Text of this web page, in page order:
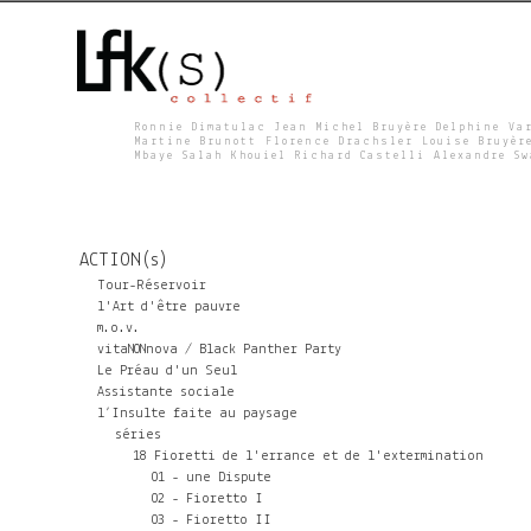
F
K
S
Ronnie Dimatulac Jean Michel Bruyère Delphine
Martine Brunott Florence Drachsler Louise
Mbaye Salah Khouiel Richard Castelli Alexandre
ACTION(s)
Tour-Réservoir
l'Art d'être pauvre
m.o.v.
vitaNONnova / Black Panther Party
Le Préau d'un Seul
Assistante sociale
l’Insulte faite au paysage
séries
18 Fioretti de l'errance et de l'extermination
01 - une Dispute
02 - Fioretto I
03 - Fioretto II